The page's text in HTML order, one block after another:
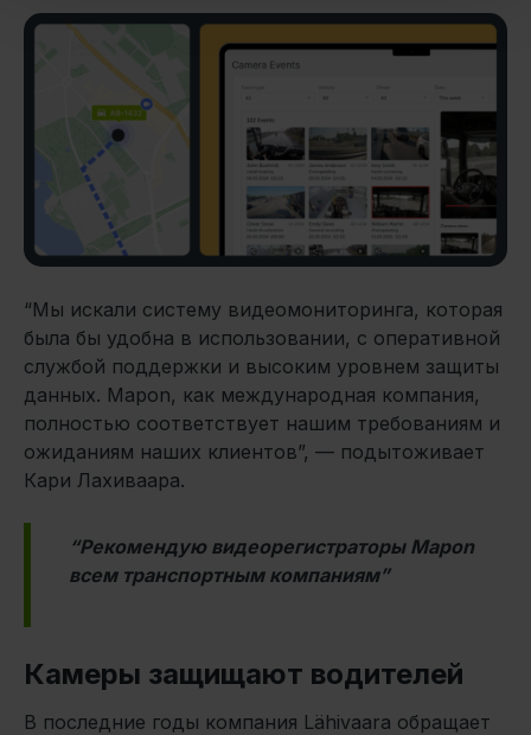
“Мы искали систему видеомониторинга, которая
была бы удобна в использовании, с оперативной
службой поддержки и высоким уровнем защиты
данных. Mapon, как международная компания,
полностью соответствует нашим требованиям и
ожиданиям наших клиентов”, — подытоживает
Кари Лахиваара.
“Рекомендую видеорегистраторы Mapon
всем транспортным компаниям”
Камеры защищают водителей
В последние годы компания Lähivaara обращает